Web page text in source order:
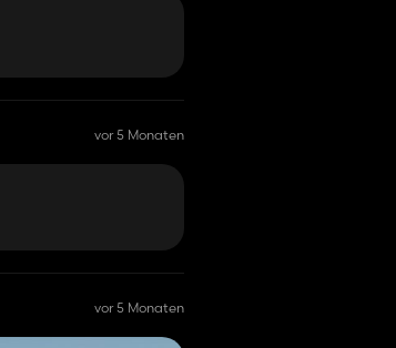
vor 5 Monaten
vor 5 Monaten